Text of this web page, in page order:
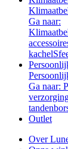
Ga naar:
kachel
Ga naar:
Outlet
Over